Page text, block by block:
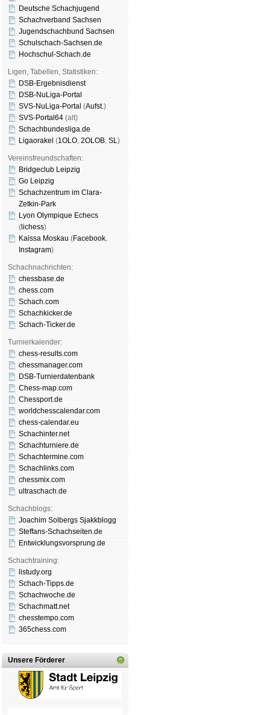
Deutsche Schachjugend
Schachverband Sachsen
Jugendschachbund Sachsen
Schulschach-Sachsen.de
Hochschul-Schach.de
Ligen, Tabellen, Statistiken:
DSB-Ergebnisdienst
DSB-NuLiga-Portal
SVS-NuLiga-Portal (Aufst.)
SVS-Portal64 (alt)
Schachbundesliga.de
Ligaorakel (1OLO, 2OLOB, SL)
Vereinsfreundschaften:
Bridgeclub Leipzig
Go Leipzig
Schachzentrum im Clara-
Zetkin-Park
Lyon Olympique Echecs
( lichess)
Kaissa Moskau (Face­book,
Insta­gram)
Schachnachrichten:
chessbase.de
chess.com
Schach.com
Schachkicker.de
Schach-Ticker.de
Turnierkalender:
chess-results.com
chessmanager.com
DSB-Turnierdatenbank
Chess-map.com
Chessport.de
worldchesscalendar.com
chess-calendar.eu
Schachinter.net
Schachturniere.de
Schachtermine.com
Schachlinks.com
chessmix.com
ultraschach.de
Schachblogs:
Joachim Solbergs Sjakkblogg
Steffans-Schachseiten.de
Entwicklungsvorsprung.de
Schachtraining:
listudy.org
Schach-Tipps.de
Schachwoche.de
Schachmatt.net
chesstempo.com
365chess.com
Unsere Förderer